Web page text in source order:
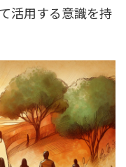
活用する意識を持